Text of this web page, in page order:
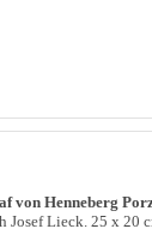
von Henneberg
Josef Lieck. 25 x 20